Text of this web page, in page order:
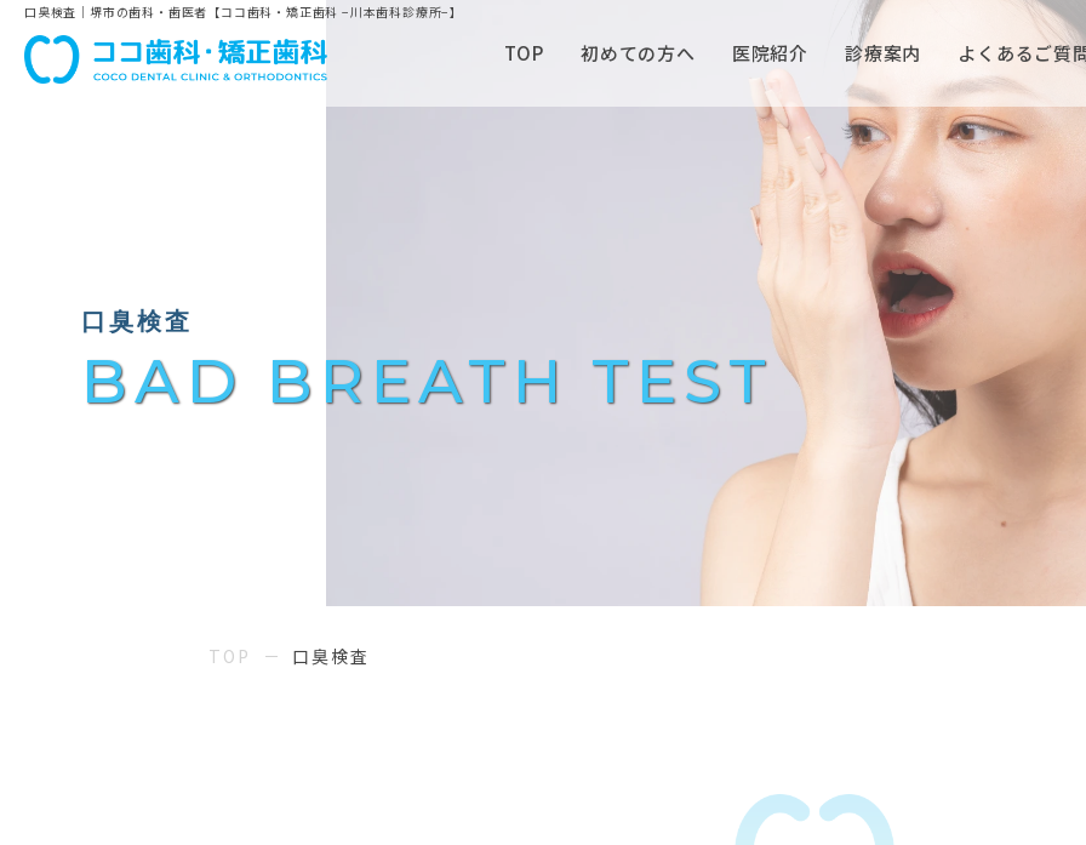
口臭検査｜堺市の歯科・歯医者【ココ歯科・矯正歯科 −川本歯科診療所−】
TOP 初めての方へ 医院紹介 診療案内 よくあるご質
口臭検査
BAD BREATH TEST
TOP 口臭検査